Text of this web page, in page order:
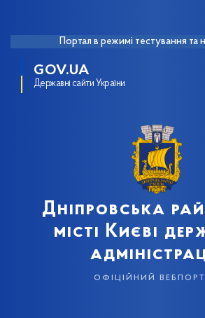
Портал в режимі тестування та
GOV.UA
Державні сайти України
Дніпровська
місті Києві
офіційний